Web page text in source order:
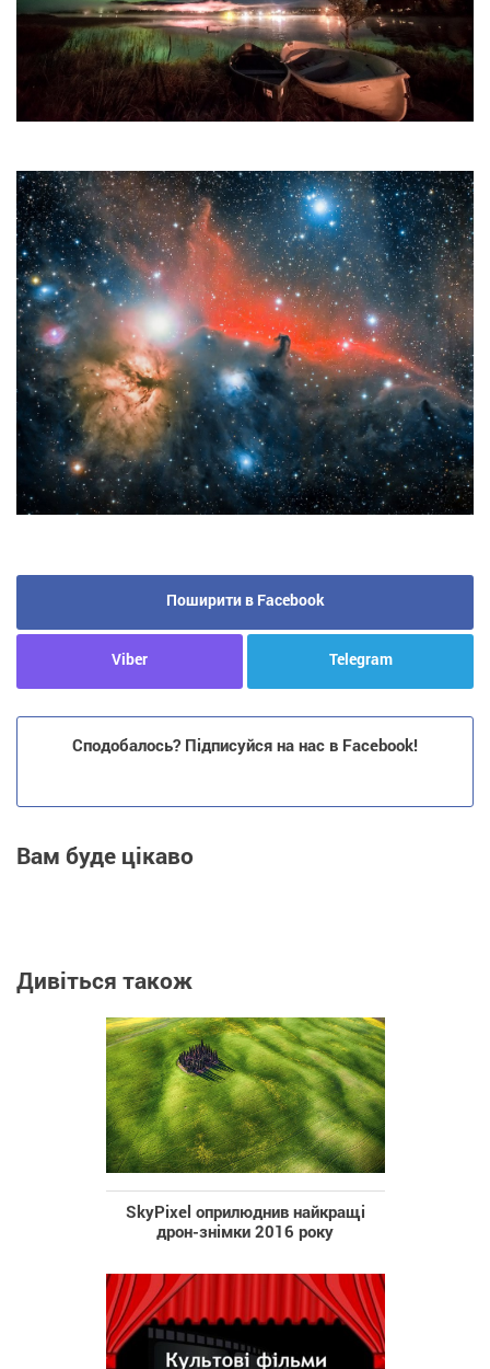
Поширити в Facebook
Viber Telegram
Сподобалось? Підписуйся на нас в Facebook!
Вам буде цікаво
Дивіться також
SkyPixel оприлюднив найкращі
дрон-знімки 2016 року